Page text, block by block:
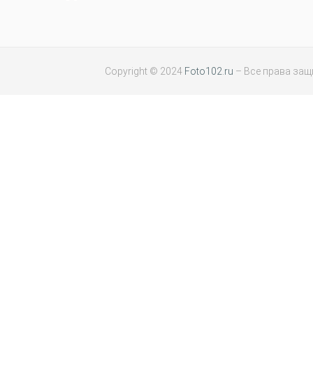
Copyright © 2024 Foto102.ru – Все права